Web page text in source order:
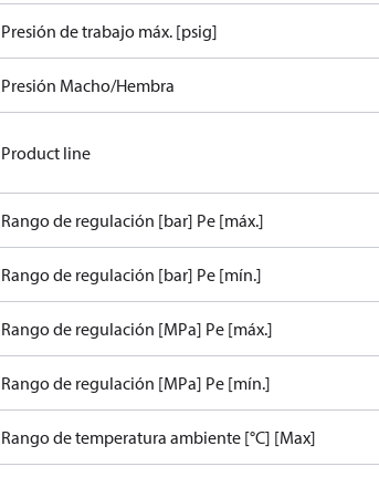
Presión de trabajo máx. [psig]
Presión Macho/Hembra
Product line
Rango de regulación [bar] Pe [máx.]
Rango de regulación [bar] Pe [mín.]
Rango de regulación [MPa] Pe [máx.]
Rango de regulación [MPa] Pe [mín.]
Rango de temperatura ambiente [°C] [Max]